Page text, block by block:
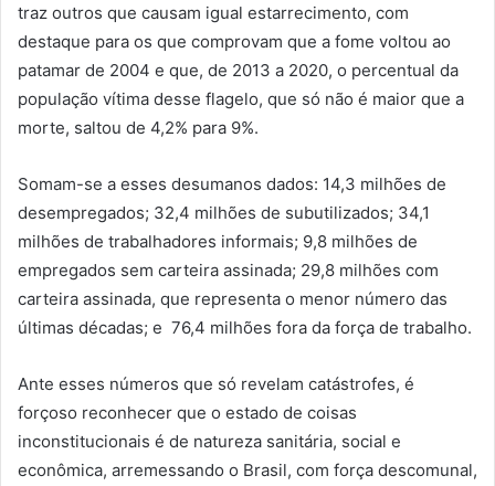
traz outros que causam igual estarrecimento, com
destaque para os que comprovam que a fome voltou ao
patamar de 2004 e que, de 2013 a 2020, o percentual da
população vítima desse flagelo, que só não é maior que a
morte, saltou de 4,2% para 9%.
Somam-se a esses desumanos dados: 14,3 milhões de
desempregados; 32,4 milhões de subutilizados; 34,1
milhões de trabalhadores informais; 9,8 milhões de
empregados sem carteira assinada; 29,8 milhões com
carteira assinada, que representa o menor número das
últimas décadas; e 76,4 milhões fora da força de trabalho.
Ante esses números que só revelam catástrofes, é
forçoso reconhecer que o estado de coisas
inconstitucionais é de natureza sanitária, social e
econômica, arremessando o Brasil, com força descomunal,